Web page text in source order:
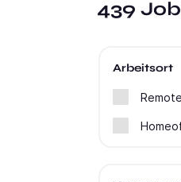
439
Arbeitsort
Remote